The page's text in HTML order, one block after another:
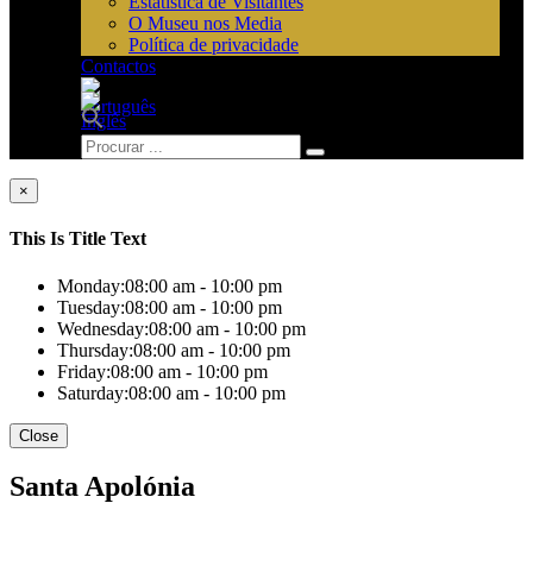
O Museu nos Media
Política de privacidade
Contactos
×
This Is Title Text
Monday:08:00 am - 10:00 pm
Tuesday:08:00 am - 10:00 pm
Wednesday:08:00 am - 10:00 pm
Thursday:08:00 am - 10:00 pm
Friday:08:00 am - 10:00 pm
Saturday:08:00 am - 10:00 pm
Close
Santa Apolónia